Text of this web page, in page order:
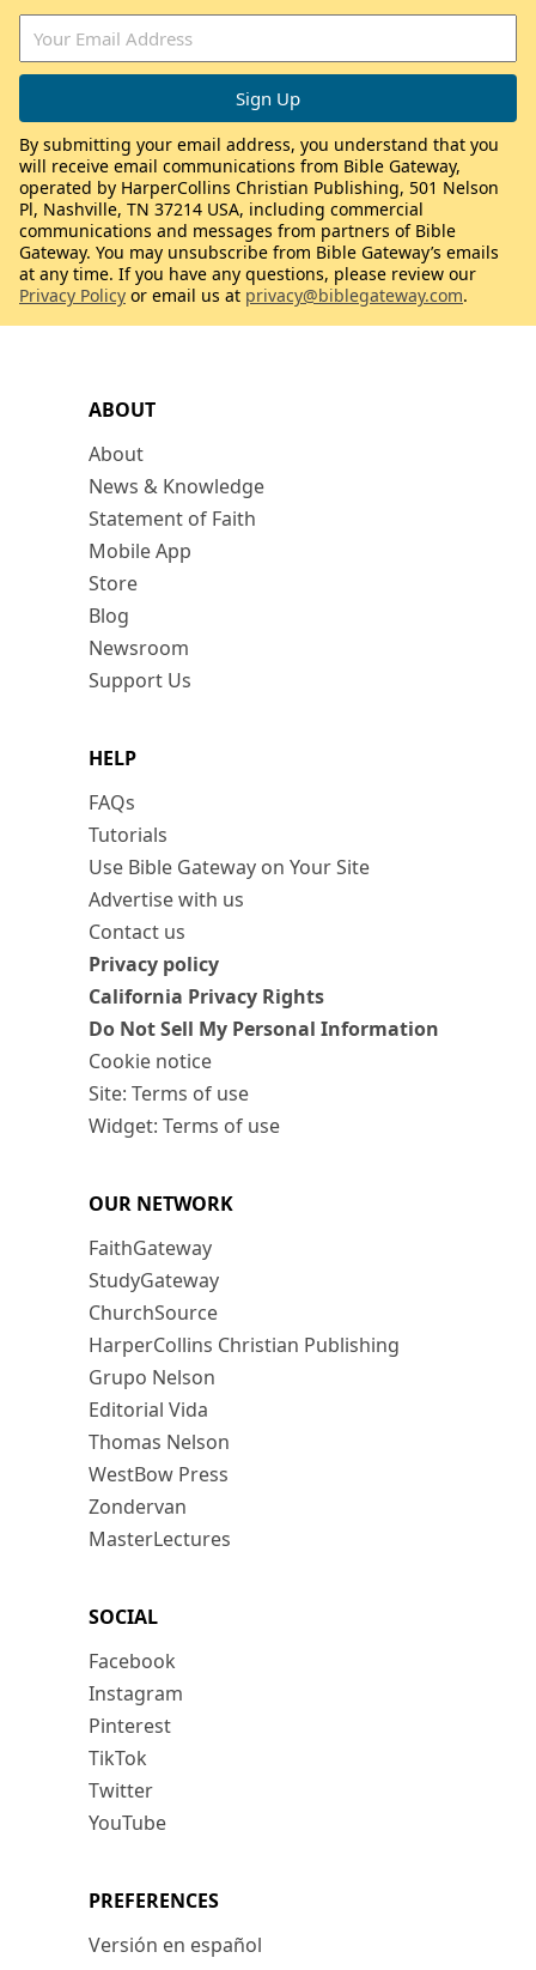
ABOUT
About
News & Knowledge
Statement of Faith
Mobile App
Store
Blog
Newsroom
Support Us
HELP
FAQs
Tutorials
Use Bible Gateway on Your Site
Advertise with us
Contact us
Privacy policy
California Privacy Rights
Do Not Sell My Personal Information
Cookie notice
Site: Terms of use
Widget: Terms of use
OUR NETWORK
FaithGateway
StudyGateway
ChurchSource
HarperCollins Christian Publishing
Grupo Nelson
Editorial Vida
Thomas Nelson
WestBow Press
Zondervan
MasterLectures
SOCIAL
Facebook
Instagram
Pinterest
TikTok
Twitter
YouTube
PREFERENCES
Versión en español
By submitting your email address, you understand that you
will receive email communications from Bible Gateway,
operated by HarperCollins Christian Publishing, 501 Nelson
Pl, Nashville, TN 37214 USA, including commercial
communications and messages from partners of Bible
Gateway. You may unsubscribe from Bible Gateway’s emails
at any time. If you have any questions, please review our
Privacy Policy or email us at privacy@biblegateway.com.